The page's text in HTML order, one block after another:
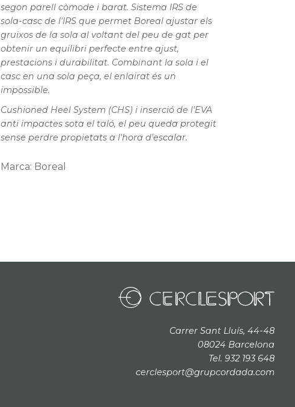
Marca: Boreal
segon parell còmode i barat. Sistema IRS de
sola-casc de l'IRS que permet Boreal ajustar els
gruixos de la sola al voltant del peu de gat per
obtenir un equilibri perfecte entre ajust,
prestacions i durabilitat. Combinant la sola i el
casc en una sola peça, el enlairat és un
impossible.
Cushioned Heel System (CHS) i inserció de l'EVA
anti impactes sota el taló, el peu queda protegit
sense perdre propietats a l'hora d'escalar.
Carrer Sant Lluís, 44-48
08024 Barcelona
Tel. 932 193 648
cerclesport@grupcordada.com